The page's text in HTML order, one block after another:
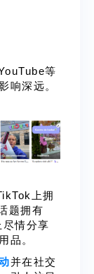
等
响深远。
上拥
题拥有
尽情分享
品。
并在社交